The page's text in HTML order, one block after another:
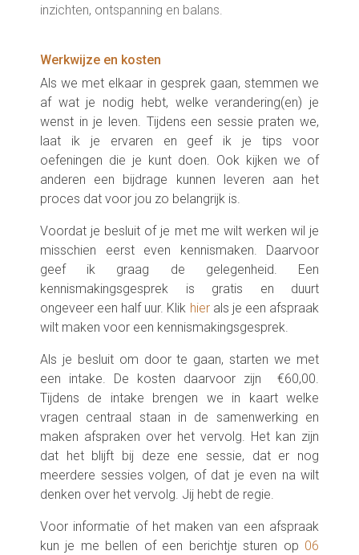
inzichten, ontspanning en balans.
Werkwijze en kosten
Als we met elkaar in gesprek gaan, stemmen we
af wat je nodig hebt, welke verandering(en) je
wenst in je leven. Tijdens een sessie praten we,
laat ik je ervaren en geef ik je tips voor
oefeningen die je kunt doen. Ook kijken we of
anderen een bijdrage kunnen leveren aan het
proces dat voor jou zo belangrijk is.
Voordat je besluit of je met me wilt werken wil je
misschien eerst even kennismaken. Daarvoor
geef ik graag de gelegenheid. Een
kennismakingsgesprek is gratis en duurt
ongeveer een half uur. Klik hierals je een afspraak
wilt maken voor een kennismakingsgesprek.
Als je besluit om door te gaan, starten we met
een intake. De kosten daarvoor zijn €60,00.
Tijdens de intake brengen we in kaart welke
vragen centraal staan in de samenwerking en
maken afspraken over het vervolg. Het kan zijn
dat het blijft bij deze ene sessie, dat er nog
meerdere sessies volgen, of dat je even na wilt
denken over het vervolg. Jij hebt de regie.
Voor informatie of het maken van een afspraak
kun je me bellen of een berichtje sturen op 06